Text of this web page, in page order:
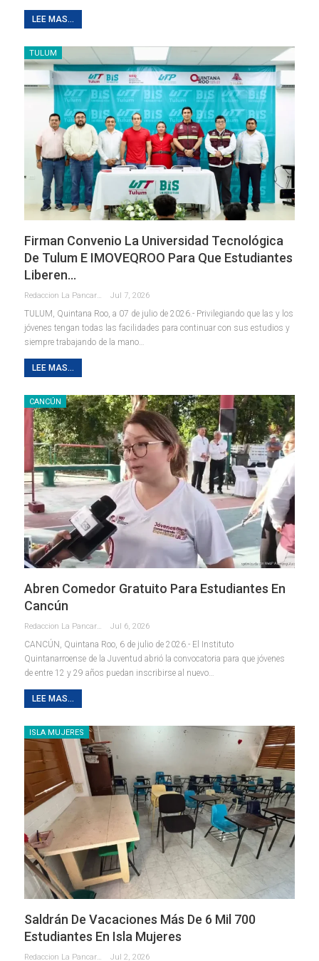
LEE MAS...
TULUM
Firman Convenio La Universidad Tecnológica
De Tulum E IMOVEQROO Para Que Estudiantes
Liberen…
Jul 7, 2026
TULUM, Quintana Roo, a 07 de julio de 2026.- Privilegiando que las y los
jóvenes tengan todas las facilidades para continuar con sus estudios y
siempre trabajando de la mano
LEE MAS...
CANCÚN
Abren Comedor Gratuito Para Estudiantes En
Cancún
Redaccion La Pancarta De Quintana Roo Jul 6, 2026
CANCÚN, Quintana Roo, 6 de julio de 2026.- El Instituto
Quintanarroense de la Juventud abrió la convocatoria para que jóvenes
de entre 12 y 29 años puedan inscribirse al nuevo
LEE MAS...
ISLA MUJERES
Saldrán De Vacaciones Más De 6 Mil 700
Estudiantes En Isla Mujeres
Redaccion La Pancarta De Quintana Roo Jul 2, 2026